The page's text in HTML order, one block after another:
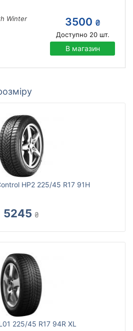
Winter
3500 ₴
Доступно 20шт.
В магазин
HP2 225/45 R17 91H
5245 ₴
225/45 R17 94R XL